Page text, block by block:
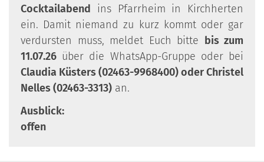
Cocktailabend ins Pfarrheim in Kirchherten
ein. Damit niemand zu kurz kommt oder gar
verdursten muss, meldet Euch bitte bis zum
11.07.26 über die WhatsApp-Gruppe oder bei
Claudia Küsters (02463-9968400) oder Christel
Nelles (02463-3313) an.
Ausblick:
offen